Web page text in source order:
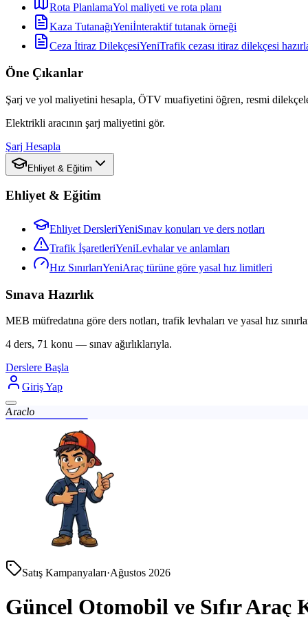
Rota PlanlamaYol maliyeti ve rota planı
Kaza TutanağıYeniİnteraktif tutanak örneği
Ceza İtiraz DilekçesiYeniTrafik cezası itiraz dilekçesi
Öne Çıkanlar
Şarj ve yol maliyetini hesapla, ÖTV muafiyetini öğren, resmi
Elektrikli aracının şarj maliyetini gör.
Şarj Hesapla
Ehliyet & Eğitim
Ehliyet & Eğitim
Ehliyet DersleriYeniSınav konuları ve ders notları
Trafik İşaretleriYeniLevhalar ve anlamları
Hız SınırlarıYeniAraç türüne göre yasal hız limitleri
Sınava Hazırlık
MEB müfredatına göre ders notları, trafik levhaları ve yasal hız
4 ders, 71 konu — sınav ağırlıklarıyla.
Derslere Başla
Giriş Yap
Araclo
Satış Kampanyaları·Ağustos 2026
Güncel Otomobil ve Sıfır Araç